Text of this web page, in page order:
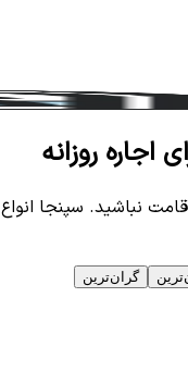
اجاره روزانه
نباشید. سپنجا انواع
گران‌ترین